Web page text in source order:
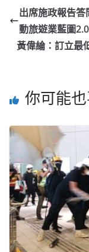
出席施政報告
動旅遊業藍圖2.0
黃偉綸：訂立最
你可能